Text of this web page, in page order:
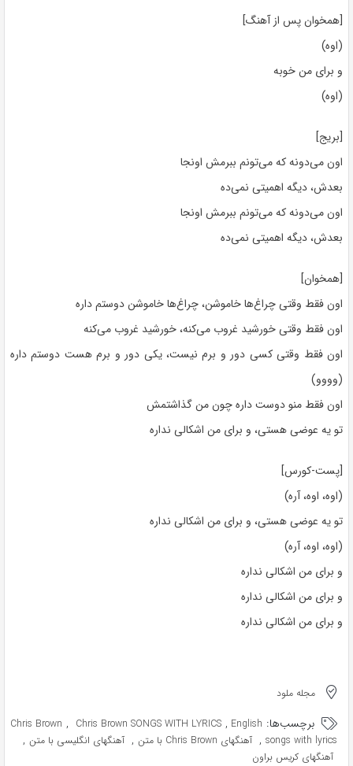
[همخوان پس از آهنگ]
(اوه)
و برای من خوبه
(اوه)
[بریج]
اون می‌دونه که می‌تونم ببرمش اونجا
بعدش، دیگه اهمیتی نمی‌ده
اون می‌دونه که می‌تونم ببرمش اونجا
بعدش، دیگه اهمیتی نمی‌ده
[همخوان]
اون فقط وقتی چراغ‌ها خاموشن، چراغ‌ها خاموشن دوستم داره
اون فقط وقتی خورشید غروب می‌کنه، خورشید غروب می‌کنه
اون فقط وقتی کسی دور و برم نیست، یکی دور و برم هست دوستم داره
(وووو)
اون فقط منو دوست داره چون من گذاشتمش
تو یه عوضی هستی، و برای من اشکالی نداره
[پست-کورس]
(اوه، اوه، آره)
تو یه عوضی هستی، و برای من اشکالی نداره
(اوه، اوه، آره)
و برای من اشکالی نداره
و برای من اشکالی نداره
و برای من اشکالی نداره
مجله ملود
برچسب‌ها: Chris Brown , Chris Brown SONGS WITH LYRICS , English
songs with lyrics
, آهنگهای Chris Brown با متن , آهنگهای انگلیسی با متن ,
آهنگهای کریس براون